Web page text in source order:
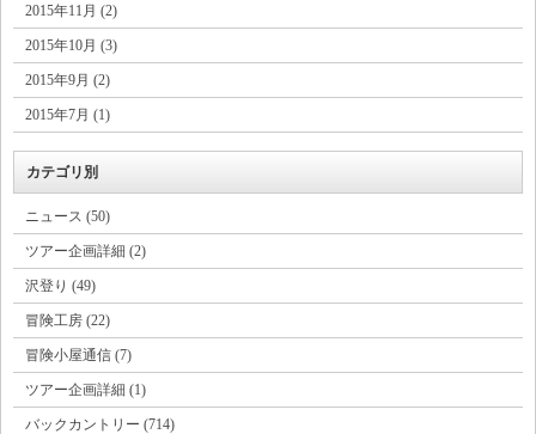
2015年11月 (2)
2015年10月 (3)
2015年9月 (2)
2015年7月 (1)
カテゴリ別
ニュース (50)
ツアー企画詳細 (2)
沢登り (49)
冒険工房 (22)
冒険小屋通信 (7)
ツアー企画詳細 (1)
バックカントリー (714)